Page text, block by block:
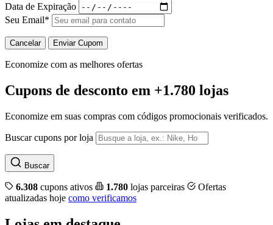
Data de Expiração
Seu Email*
Cancelar Enviar Cupom
Economize com as melhores ofertas
Cupons de desconto em +1.780 lojas
Economize em suas compras com códigos promocionais verificados.
Buscar cupons por loja
Buscar
6.308 cupons ativos 1.780 lojas parceiras
Ofertas
atualizadas hoje como verificamos